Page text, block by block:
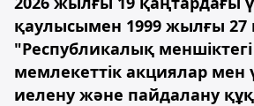
қаулысымен 1999 жылғы
"Республикалық
мемлекеттік акциялар мен
иелену және пайдалану